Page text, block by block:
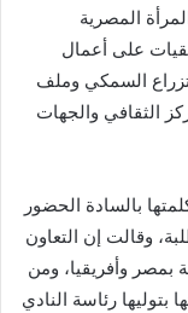
المصرية
على أعمال
السمكي وملف
الثقافي والجهات
بالسادة الحضور
وقالت إن التعاون
بمصر وأفريقيا، ومن
رئاسة النادي